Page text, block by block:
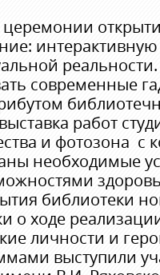
интерактивную
современные
работ
и фотозона с
необходимые
библиотеки
о ходе
личности и
выступили